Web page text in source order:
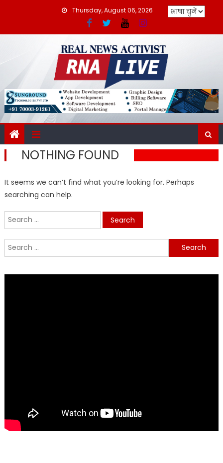
Thursday, August 06, 2026
NOTHING FOUND
It seems we can’t find what you’re looking for. Perhaps
searching can help.
Search
for:
Search
for: